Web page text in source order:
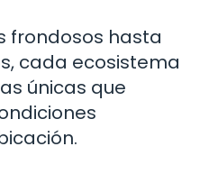
frondosos hasta
cada ecosistema
únicas que